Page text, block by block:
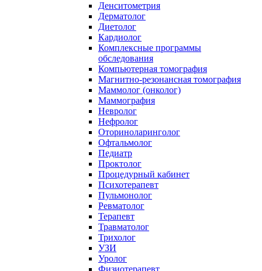
Денситометрия
Дерматолог
Диетолог
Кардиолог
Комплексные программы
обследования
Компьютерная томография
Магнитно-резонансная томография
Маммолог (онколог)
Маммография
Невролог
Нефролог
Оториноларинголог
Офтальмолог
Педиатр
Проктолог
Процедурный кабинет
Психотерапевт
Пульмонолог
Ревматолог
Терапевт
Травматолог
Трихолог
УЗИ
Уролог
Физиотерапевт